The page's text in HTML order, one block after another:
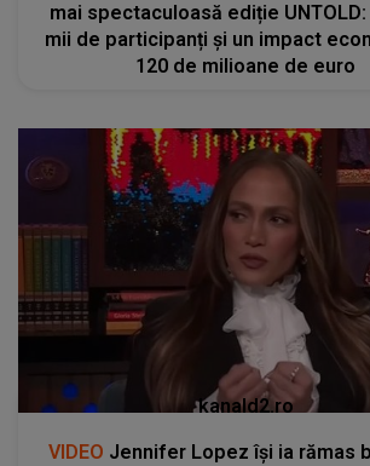
mai spectaculoasă ediție
mii de participanți și un impact
120 de milioane de euro
kanald2.ro
VIDEO Jennifer Lopez își ia rămas